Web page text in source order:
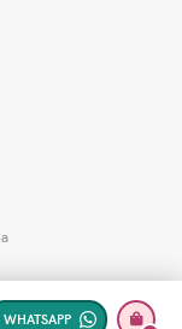
WHATSAPP